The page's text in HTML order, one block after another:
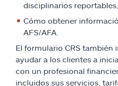
disciplinarios
Cómo obtener
AFS/AFA.
El formulario CRS también
ayudar a los clientes a
con un profesional
incluidos sus servicios,